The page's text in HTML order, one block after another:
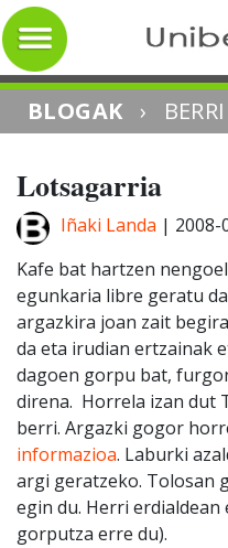
BLOGAK ›
Lotsagarria
Iñaki Landa | 2008-
Kafe bat hartzen
egunkaria libre geratu
argazkira joan zait
da eta irudian ertzainak
dagoen gorpu bat,
direna. Horrela izan dut
berri. Argazki gogor
informazioa. Laburki
argi geratzeko. Tolosan
egin du. Herri erdialdean
gorputza erre du).